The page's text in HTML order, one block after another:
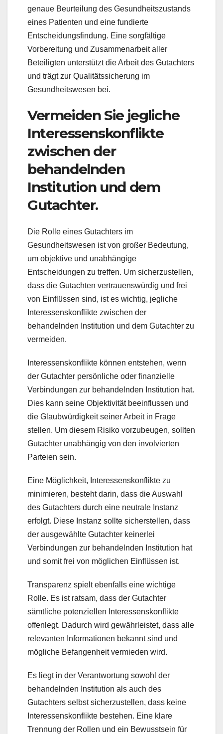
genaue Beurteilung des Gesundheitszustands
eines Patienten und eine fundierte
Entscheidungsfindung. Eine sorgfältige
Vorbereitung und Zusammenarbeit aller
Beteiligten unterstützt die Arbeit des Gutachters
und trägt zur Qualitätssicherung im
Gesundheitswesen bei.
Vermeiden Sie jegliche
Interessenskonflikte
zwischen der
behandelnden
Institution und dem
Gutachter.
Die Rolle eines Gutachters im
Gesundheitswesen ist von großer Bedeutung,
um objektive und unabhängige
Entscheidungen zu treffen. Um sicherzustellen,
dass die Gutachten vertrauenswürdig und frei
von Einflüssen sind, ist es wichtig, jegliche
Interessenskonflikte zwischen der
behandelnden Institution und dem Gutachter zu
vermeiden.
Interessenskonflikte können entstehen, wenn
der Gutachter persönliche oder finanzielle
Verbindungen zur behandelnden Institution hat.
Dies kann seine Objektivität beeinflussen und
die Glaubwürdigkeit seiner Arbeit in Frage
stellen. Um diesem Risiko vorzubeugen, sollten
Gutachter unabhängig von den involvierten
Parteien sein.
Eine Möglichkeit, Interessenskonflikte zu
minimieren, besteht darin, dass die Auswahl
des Gutachters durch eine neutrale Instanz
erfolgt. Diese Instanz sollte sicherstellen, dass
der ausgewählte Gutachter keinerlei
Verbindungen zur behandelnden Institution hat
und somit frei von möglichen Einflüssen ist.
Transparenz spielt ebenfalls eine wichtige
Rolle. Es ist ratsam, dass der Gutachter
sämtliche potenziellen Interessenskonflikte
offenlegt. Dadurch wird gewährleistet, dass alle
relevanten Informationen bekannt sind und
mögliche Befangenheit vermieden wird.
Es liegt in der Verantwortung sowohl der
behandelnden Institution als auch des
Gutachters selbst sicherzustellen, dass keine
Interessenskonflikte bestehen. Eine klare
Trennung der Rollen und ein Bewusstsein für